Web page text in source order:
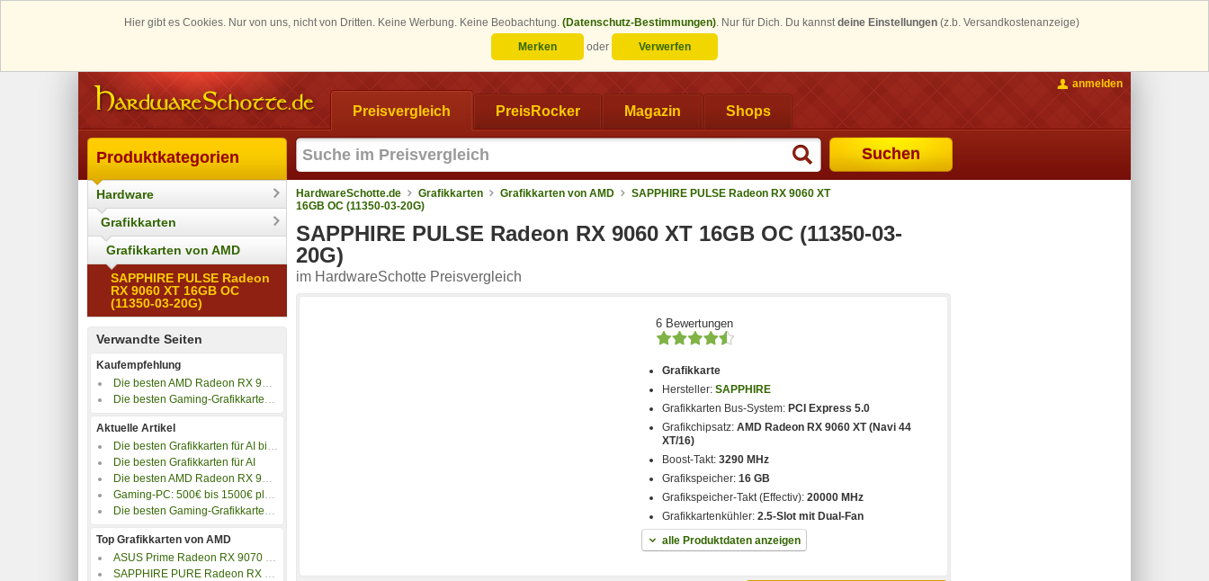
Hier gibt es Cookies. Nur von uns, nicht von Dritten. Keine Werbung. Keine Beobachtung. (Datenschutz-Bestimmungen). Nur für Dich. Du kannstdeine Einstellungen (z.b. Versandkostenanzeige)
Merken
oder Verwerfen
Preisvergleich PreisRocker Magazin Shops
Suchen
anmelden
Produktkategorien
Hardware
Grafikkarten
Grafikkarten von AMD
SAPPHIRE PULSE Radeon
RX 9060 XT 16GB OC
(11350-03-20G)
Verwandte Seiten
Kaufempfehlung
Die besten AMD Radeon RX 9060 XT Grafikkarten
Die besten Gaming-Grafikkarten bis 500 Euro
Aktuelle Artikel
Die besten Grafikkarten für AI bis 500 Euro
Die besten Grafikkarten für AI
Die besten AMD Radeon RX 9070 GRE Grafikkarten
Gaming-PC: 500€ bis 1500€ plus 4K-Gaming PC
Die besten Gaming-Grafikkarten bis 800 Euro
Top Grafikkarten von AMD
ASUS Prime Radeon RX 9070 XT OC 16GB GDDR6
SAPPHIRE PURE Radeon RX 9060 XT 16GB OC
HardwareSchotte.de Grafikkarten Grafikkarten von AMD
SAPPHIRE PULSE Radeon RX 9060 XT
16GB OC (11350-03-20G)
SAPPHIRE PULSE Radeon RX 9060 XT 16GB OC (11350-03-
20G)
im HardwareSchotte Preisvergleich
6 Bewertungen
Grafikkarte
Hersteller:SAPPHIRE
Grafikkarten Bus-System: PCI Express 5.0
Grafikchipsatz:AMD Radeon RX 9060 XT (Navi 44
XT/16)
Boost-Takt:3290 MHz
Grafikspeicher:16 GB
Grafikspeicher-Takt (Effectiv):20000 MHz
Grafikkartenkühler:2.5-Slot mit Dual-Fan
alle Produktdaten anzeigen